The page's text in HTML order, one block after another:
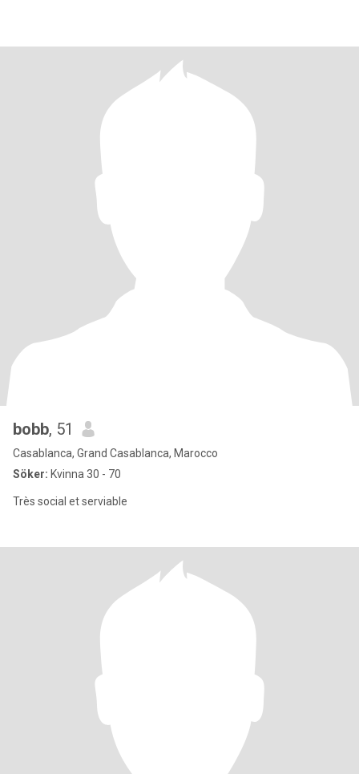
bobb, 51
Casablanca, Grand Casablanca, Marocco
Söker: Kvinna 30 - 70
Très social et serviable